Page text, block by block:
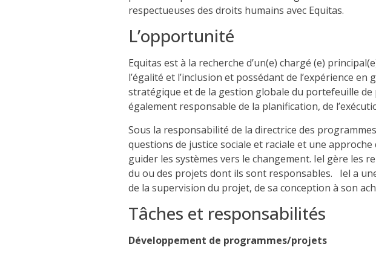
respectueuses des droits humains avec Equitas.
L’opportunité
Equitas est à la recherche d’un(e) chargé (e)
l’égalité et l’inclusion et possédant de l’expérience
stratégique et de la gestion globale du portefeuille
également responsable de la planification, de
Sous la responsabilité de la directrice des
questions de justice sociale et raciale et une
guider les systèmes vers le changement. Iel gère les
du ou des projets dont ils sont responsables. Iel a
de la supervision du projet, de sa conception à son
Tâches et responsabilités
Développement de programmes/projets